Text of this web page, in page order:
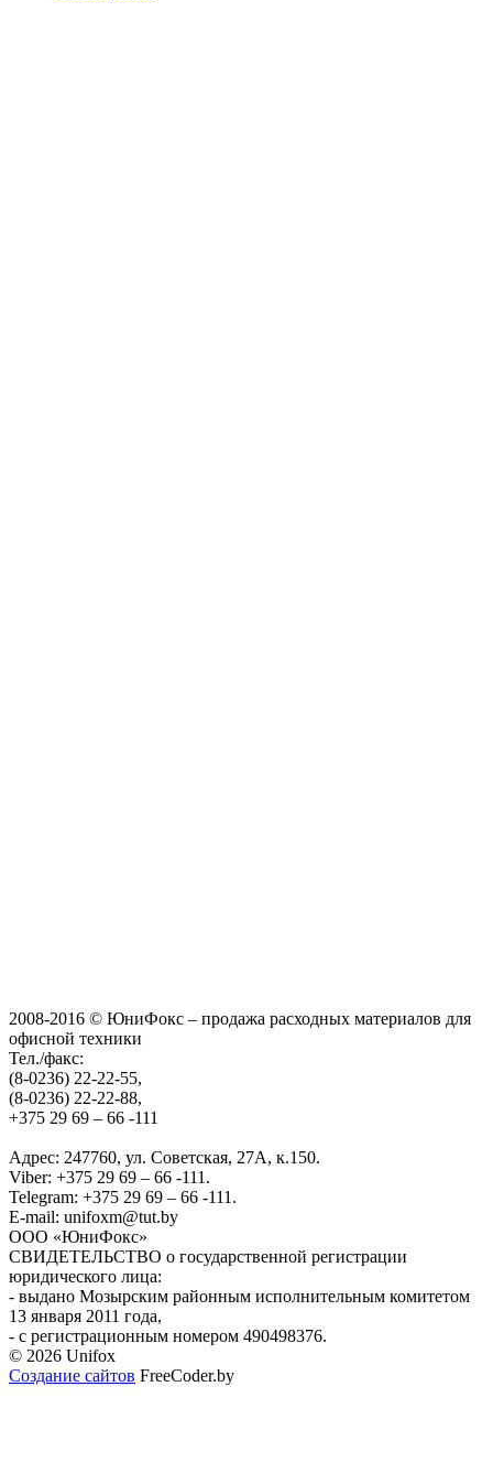
2008-2016 © ЮниФокс – продажа расходных материалов для
офисной техники
Тел./факс:
(8-0236) 22-22-55,
(8-0236) 22-22-88,
+375 29 69 – 66 -111
Адрес: 247760, ул. Советская, 27А, к.150.
Viber: +375 29 69 – 66 -111.
Telegram: +375 29 69 – 66 -111.
E-mail: unifoxm@tut.by
ООО «ЮниФокс»
СВИДЕТЕЛЬСТВО о государственной регистрации
юридического лица:
- выдано Мозырским районным исполнительным комитетом
13 января 2011 года,
- с регистрационным номером 490498376.
© 2026 Unifox
Создание сайтов FreeCoder.by